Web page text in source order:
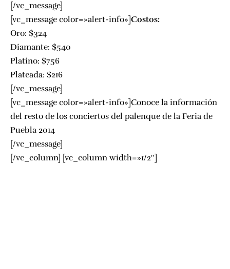
[/vc_message]
[vc_message color=»alert-info»]Costos:
Oro: $324
Diamante: $540
Platino: $756
Plateada: $216
[/vc_message]
[vc_message color=»alert-info»]Conoce la información
del resto de los conciertos del palenque de la Feria de
Puebla 2014
[/vc_message]
[/vc_column] [vc_column width=»1/2″]